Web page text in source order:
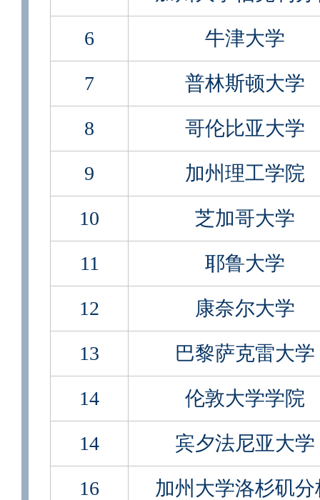
6 牛津大学
7 普林斯顿大学
8 哥伦比亚大学
9 加州理工学院
10 芝加哥大学
11 耶鲁大学
12 康奈尔大学
13 巴黎萨克雷大学
14 伦敦大学学院
14 宾夕法尼亚大学
16 加州大学洛杉矶分